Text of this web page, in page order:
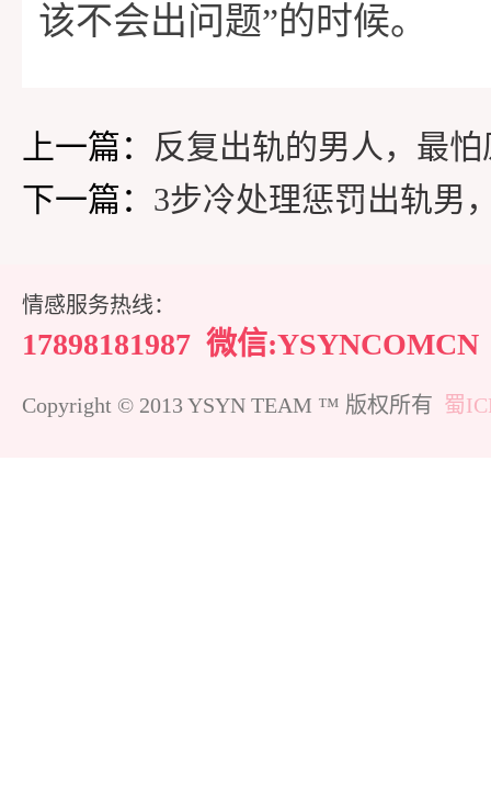
该不会出问题”的时候。
上一篇： 反复出轨的男人，最
下一篇： 3步冷处理惩罚出轨男
情感服务热线：
17898181987 微信:YSYNCOMCN
Copyright © 2013 YSYN TEAM ™ 版权所有 蜀